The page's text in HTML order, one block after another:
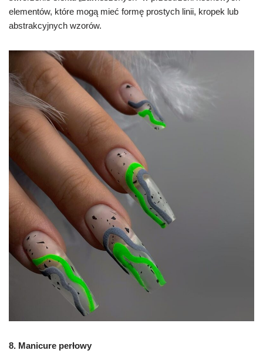
elementów, które mogą mieć formę prostych linii, kropek lub
abstrakcyjnych wzorów.
8. Manicure perłowy